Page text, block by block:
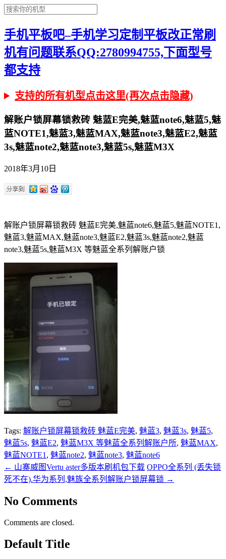
手机平板吧–手机学习定制平板改正常刷
机有问题联系QQ:2780994755,下面型号
都支持
支持的所有机型点击这里(再次点击隐藏)
解账户锁屏幕锁救砖 魅蓝E完美,魅蓝note6,魅蓝5,魅
蓝NOTE1,魅蓝3,魅蓝MAX,魅蓝note3,魅蓝E2,魅蓝
3s,魅蓝note2,魅蓝note3,魅蓝5s,魅蓝M3X
2018年3月10日
解账户锁屏幕锁救砖 魅蓝E完美,魅蓝note6,魅蓝5,魅蓝NOTE1,
魅蓝3,魅蓝MAX,魅蓝note3,魅蓝E2,魅蓝3s,魅蓝note2,魅蓝
note3,魅蓝5s,魅蓝M3X 等魅蓝全系列解账户锁
Tags: 解账户锁屏幕锁救砖 魅蓝E完美, 魅蓝3, 魅蓝3s, 魅蓝5,
魅蓝5s, 魅蓝E2, 魅蓝M3X 等魅蓝全系列解账户所, 魅蓝MAX,
魅蓝NOTE1 , 魅蓝note2, 魅蓝note3, 魅蓝note6
← 山寨威图Vertu aster多版本刷机包下载 OPPO全系列 (丢失锁
死不在).华为系列,魅族全系列解账户锁屏幕锁 →
No Comments
Comments are closed.
Default Title